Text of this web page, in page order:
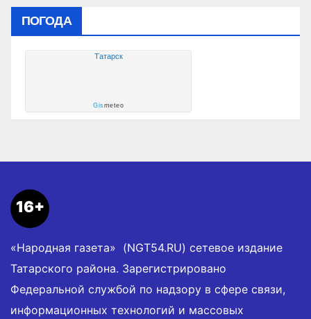
ПОГОДА
Татарск
Gismeteo
16+
«Народная газета» (NGT54.RU) сетевое издание
Татарского района. Зарегистрировано
Федеральной службой по надзору в сфере связи,
информационных технологий и массовых